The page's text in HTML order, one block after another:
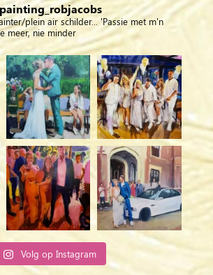
plein air schilder... 'Passie met m'n
meer, nie minder
Volg op Instagram